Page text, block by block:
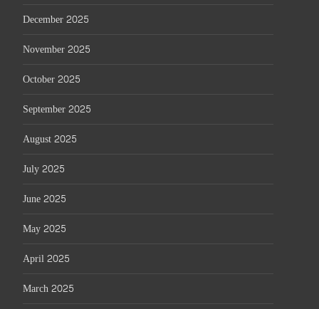
December 2025
November 2025
October 2025
September 2025
August 2025
July 2025
June 2025
May 2025
April 2025
March 2025